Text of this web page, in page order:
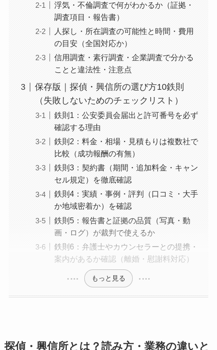
浮気・不倫調査で何がわかるか（証拠・
調査項目・報告書）
人探し・所在調査の可能性と時間・費用
の目安（全国対応か）
信用調査・素行調査・企業調査で分かる
ことと違法性・注意点
保存版｜探偵・興信所の選び方10鉄則
（失敗しないためのチェックリスト）
鉄則1：公安委員会届出と許可番号を必ず
確認する理由
鉄則2：料金・相場・見積もりは複数社で
比較（成功報酬の有無）
鉄則3：契約書（期間・追加料金・キャン
セル規定）を徹底確認
鉄則4：実績・事例・評判（口コミ・大手
か地域密着か）を確認
鉄則5：報告書と証拠の品質（写真・動
画・ログ）が裁判で使えるか
鉄則6：弁護士やカウンセラーとの提携・
案内があるか確認（離婚・慰謝料対応）
もっと見る
探偵・興信所とは？読み方・業務の違いと